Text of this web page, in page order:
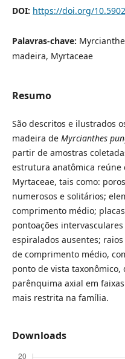
DOI: https://doi.org/
Palavras-chave:
madeira, Myrtaceae
Resumo
São descritos e ilustrados
madeira de Myrcianthes
partir de amostras
estrutura anatômica reúne
Myrtaceae, tais como:
numerosos e solitários;
comprimento médio;
pontoações
espiralados ausentes;
de comprimento médio,
ponto de vista taxonômico,
parênquima axial em
mais restrita na família.
Downloads